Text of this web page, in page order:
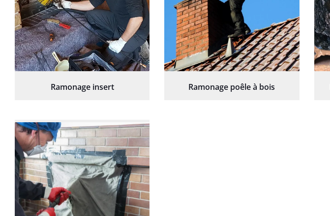
Ramonage insert Ramonage poêle à bois